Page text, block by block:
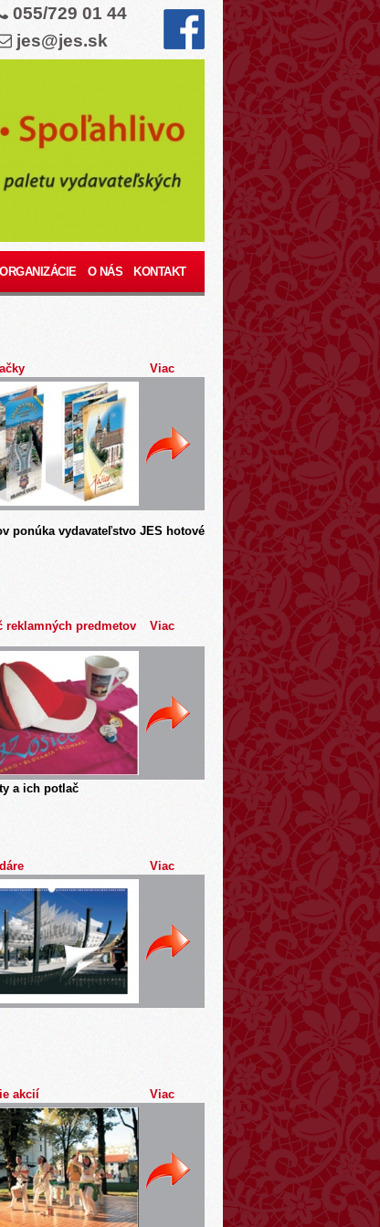
055/729 01 44
jes@jes.sk
O NÁS KONTAKT
Viac
ponúka vydavateľstvo JES hotové
reklamných predmetov Viac
a ich potlač
Viac
akcií Viac